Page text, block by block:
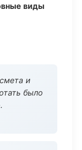
виды
и
было